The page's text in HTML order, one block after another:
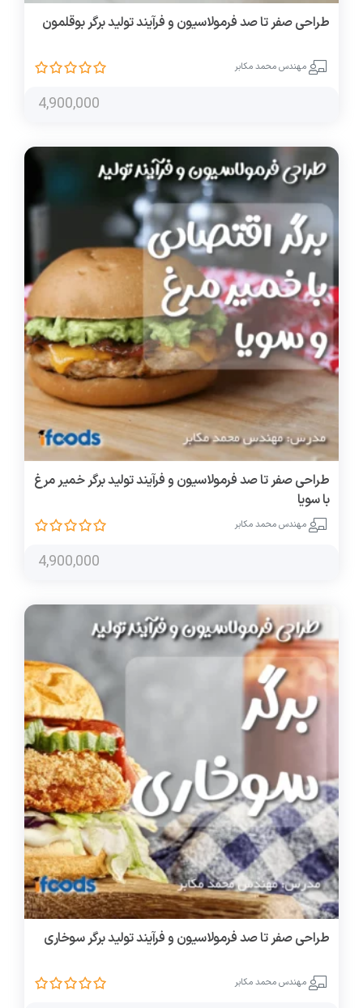
طراحی صفر تا صد فرمولاسیون و فرآیند تولید برگر بوقلمون
مهندس محمد مکابر
4,900,000
طراحی صفر تا صد فرمولاسیون و فرآیند تولید برگر خمیر مرغ
با سویا
مهندس محمد مکابر
4,900,000
طراحی صفر تا صد فرمولاسیون و فرآیند تولید برگر سوخاری
مهندس محمد مکابر